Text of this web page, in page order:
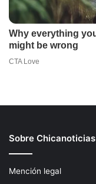
Sobre Chicanoticias
Mención legal